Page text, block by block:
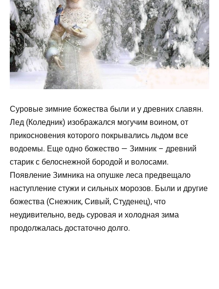
Суровые зимние божества были и у древних славян.
Лед (Коледник) изображался могучим воином, от
прикосновения которого покрывались льдом все
водоемы. Еще одно божество — Зимник – древний
старик с белоснежной бородой и волосами.
Появление Зимника на опушке леса предвещало
наступление стужи и сильных морозов. Были и другие
божества (Снежник, Сивый, Студенец), что
неудивительно, ведь суровая и холодная зима
продолжалась достаточно долго.